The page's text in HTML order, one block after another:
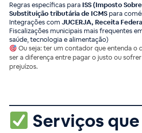
Regras específicas paraISS (Imposto
Substituição tributária de ICMSpara
Integrações com JUCERJA, Receita
Fiscalizações municipais mais frequentes
saúde, tecnologia e alimentação)
Ou seja: ter um contador que entenda o
ser a diferença entre pagar o justo ou
prejuízos.
Serviços